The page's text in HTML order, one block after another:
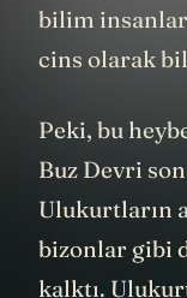
bir soya
bilim
Peki, bu
Buz Devri
Ulukurtların
bizonlar gibi